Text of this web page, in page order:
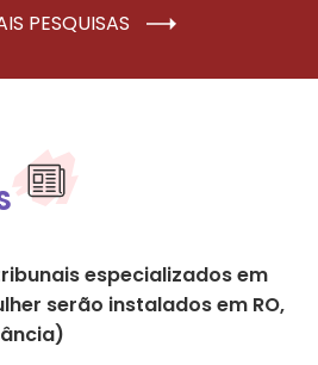
PESQUISAS
especializados em
serão instalados em RO,